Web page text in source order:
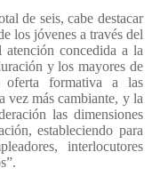
de seis, cabe destacar
los jóvenes a través del
atención concedida a la
y los mayores de
formativa a las
vez más cambiante, y la
las dimensiones
estableciendo para
interlocutores